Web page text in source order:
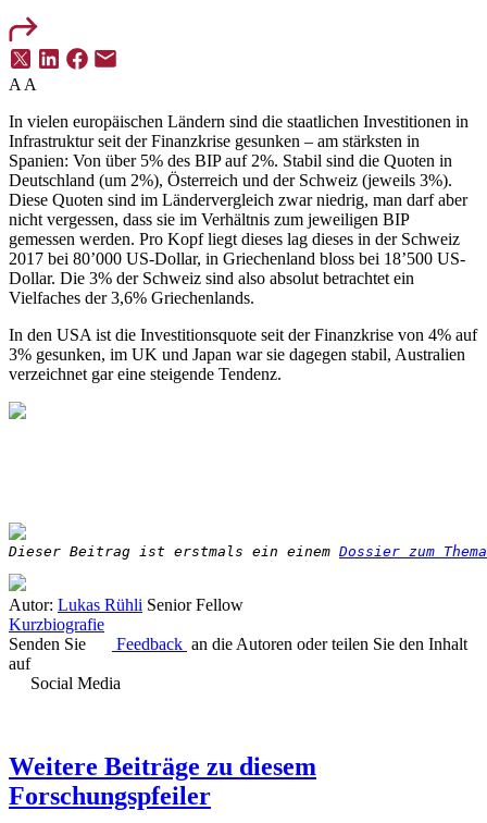
A A
In vielen europäischen Ländern sind die staatlichen Investitionen in
Infrastruktur seit der Finanzkrise gesunken – am stärksten in
Spanien: Von über 5% des BIP auf 2%. Stabil sind die Quoten in
Deutschland (um 2%), Österreich und der Schweiz (jeweils 3%).
Diese Quoten sind im Ländervergleich zwar niedrig, man darf aber
nicht vergessen, dass sie im Verhältnis zum jeweiligen BIP
gemessen werden. Pro Kopf liegt dieses lag dieses in der Schweiz
2017 bei 80’000 US-Dollar, in Griechenland bloss bei 18’500 US-
Dollar. Die 3% der Schweiz sind also absolut betrachtet ein
Vielfaches der 3,6% Griechenlands.
In den USA ist die Investitionsquote seit der Finanzkrise von 4% auf
3% gesunken, im UK und Japan war sie dagegen stabil, Australien
verzeichnet gar eine steigende Tendenz.
Dieser Beitrag ist erstmals ein einem Dossier zum
Autor: Lukas Rühli Senior Fellow
Kurzbiografie
Senden Sie
Feedback an die Autoren oder teilen Sie den Inhalt
auf
Social Media
Weitere Beiträge zu diesem
Forschungspfeiler